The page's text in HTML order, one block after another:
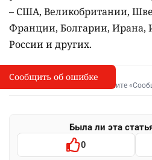
– США, Великобритании,
Франции, Болгарии, Ирана,
России и других.
I
Сообщить об опечатке
Выделите фрагмент и нажмите
Была ли эта
0
Сообщить об ошибке